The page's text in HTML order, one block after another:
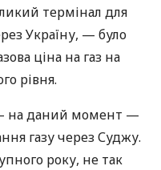
термінал для
Україну, — було
ціна на газ на
рівня.
— на даний момент —
газу через Суджу.
року, не так